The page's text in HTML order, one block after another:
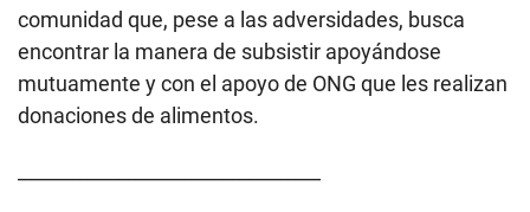
comunidad que, pese a las adversidades, busca
encontrar la manera de subsistir apoyándose
mutuamente y con el apoyo de ONG que les realizan
donaciones de alimentos.